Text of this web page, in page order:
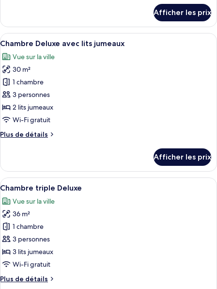
Chambre
Deluxe
(King)
Afficher les prix
Afficher
toutes
les
photos
pour
ce
type
de
chambre :
Chambre
lits
jumeaux
Une chambre d’hôtel avec deux lits,
6
Chambre Deluxe avec lits jumeaux
Vue sur la ville
30 m²
1 chambre
3 personnes
2 lits jumeaux
Wi-Fi gratuit
Plus de détails
Plus
Chambre
Deluxe
avec
jumeaux
Afficher les prix
Afficher
toutes
les
photos
pour
ce
type
de
chambre :
Chambre
Une chambre d’hôtel avec deux lits,
5
Chambre triple Deluxe
Vue sur la ville
36 m²
1 chambre
3 personnes
3 lits jumeaux
Wi-Fi gratuit
Plus de détails
Plus